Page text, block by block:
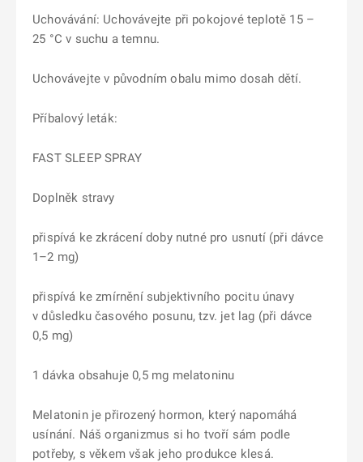
Uchovávání: Uchovávejte při pokojové teplotě 15 –
25 °C v suchu a temnu.
Uchovávejte v původním obalu mimo dosah dětí.
Příbalový leták:
FAST SLEEP SPRAY
Doplněk stravy
přispívá ke zkrácení doby nutné pro usnutí (při dávce
1–2 mg)
přispívá ke zmírnění subjektivního pocitu únavy
v důsledku časového posunu, tzv. jet lag (při dávce
0,5 mg)
1 dávka obsahuje 0,5 mg melatoninu
Melatonin je přirozený hormon, který napomáhá
usínání. Náš organizmus si ho tvoří sám podle
potřeby, s věkem však jeho produkce klesá.